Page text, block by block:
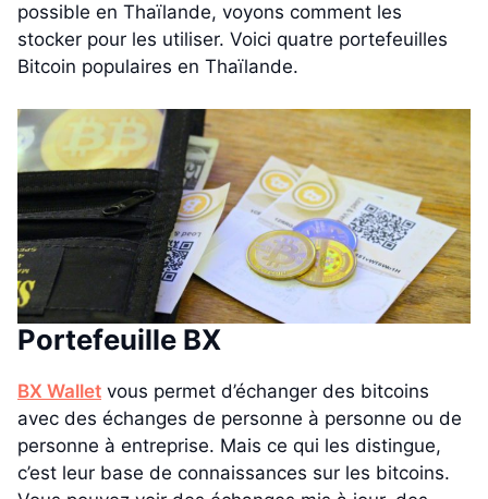
possible en Thaïlande, voyons comment les
stocker pour les utiliser. Voici quatre portefeuilles
Bitcoin populaires en Thaïlande.
Portefeuille BX
BX Wallet vous permet d’échanger des bitcoins
avec des échanges de personne à personne ou de
personne à entreprise. Mais ce qui les distingue,
c’est leur base de connaissances sur les bitcoins.